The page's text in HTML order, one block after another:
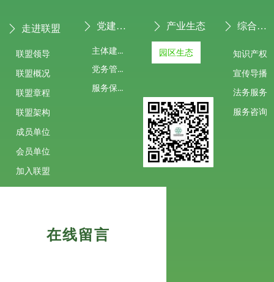
在线留言
联盟领导
联盟概况
联盟章程
联盟架构
成员单位
会员单位
加入联盟
主体建设
党务管理
服务保障
园区生态 知识产权
宣传导播
法务服务
服务咨询
ꄲ 走进联盟 ꄲ 党建专栏 ꄲ 产业生态 ꄲ 综合服务